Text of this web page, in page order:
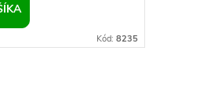
Kód: 8235